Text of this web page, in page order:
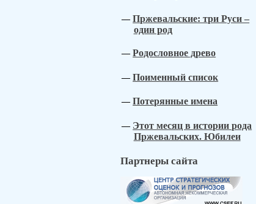
Пржевальские: три Руси –
один род
Родословное древо
Поименный список
Потерянные имена
Этот месяц в истории рода
Пржевальских. Юбилеи
Партнеры сайта